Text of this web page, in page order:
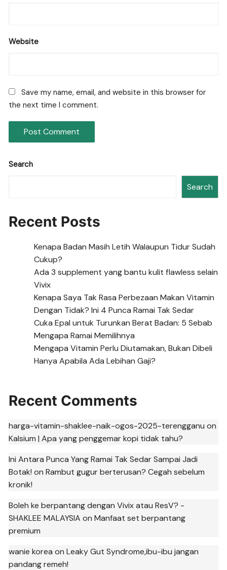
Website
Save my name, email, and website in this browser for
the next time I comment.
Search
Search
Recent Posts
Kenapa Badan Masih Letih Walaupun Tidur Sudah
Cukup?
Ada 3 supplement yang bantu kulit flawless selain
Vivix
Kenapa Saya Tak Rasa Perbezaan Makan Vitamin
Dengan Tidak? Ini 4 Punca Ramai Tak Sedar
Cuka Epal untuk Turunkan Berat Badan: 5 Sebab
Mengapa Ramai Memilihnya
Mengapa Vitamin Perlu Diutamakan, Bukan Dibeli
Hanya Apabila Ada Lebihan Gaji?
Recent Comments
harga-vitamin-shaklee-naik-ogos-2025-terengganu on
Kalsium | Apa yang penggemar kopi tidak tahu?
Ini Antara Punca Yang Ramai Tak Sedar Sampai Jadi
Botak! onRambut gugur berterusan? Cegah sebelum
kronik!
Boleh ke berpantang dengan Vivix atau ResV? -
SHAKLEE MALAYSIA onManfaat set berpantang
premium
wanie korea onLeaky Gut Syndrome,ibu-ibu jangan
pandang remeh!